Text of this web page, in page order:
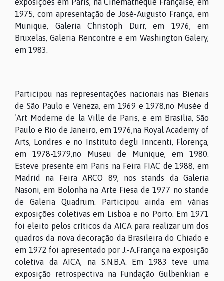
exposições em Paris, na Cinémathèque Française, em
1975, com apresentação de José-Augusto França, em
Munique, Galeria Christoph Durr, em 1976, em
Bruxelas, Galeria Rencontre e em Washington Galery,
em 1983.
Participou nas representações nacionais nas Bienais
de São Paulo e Veneza, em 1969 e 1978,no Musée d
´Art Moderne de la Ville de Paris, e em Brasília, São
Paulo e Rio de Janeiro, em 1976,na Royal Academy of
Arts, Londres e no Instituto degli Inncenti, Florença,
em 1978-1979,no Museu de Munique, em 1980.
Esteve presente em Paris na Feira FIAC de 1988, em
Madrid na Feira ARCO 89, nos stands da Galeria
Nasoni, em Bolonha na Arte Fiesa de 1977 no stande
de Galeria Quadrum. Participou ainda em várias
exposições coletivas em Lisboa e no Porto. Em 1971
foi eleito pelos críticos da AICA para realizar um dos
quadros da nova decoração da Brasileira do Chiado e
em 1972 foi apresentado por J.-A.França na exposição
coletiva da AICA, na S.N.B.A. Em 1983 teve uma
exposição retrospectiva na Fundação Gulbenkian e